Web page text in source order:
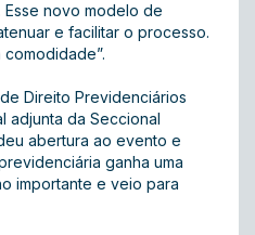
Esse novo modelo de
e facilitar o processo.
Direito Previdenciários
adjunta da Seccional
abertura ao evento e
ganha uma
importante e veio para